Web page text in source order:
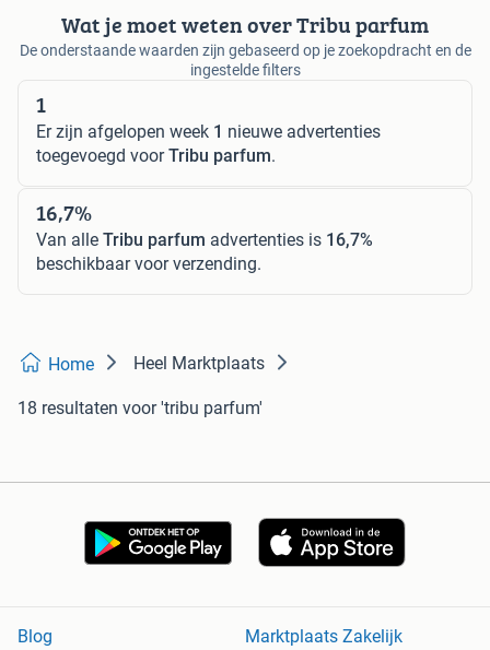
Wat je moet weten over Tribu parfum
De onderstaande waarden zijn gebaseerd op je zoekopdracht en de
ingestelde filters
1
Er zijn afgelopen week 1 nieuwe advertenties
toegevoegd voorTribu parfum.
16,7%
Van alle Tribu parfum advertenties is 16,7%
beschikbaar voor verzending.
Home Heel Marktplaats
18 resultaten voor 'tribu parfum'
Blog
Marktplaats Zakelijk